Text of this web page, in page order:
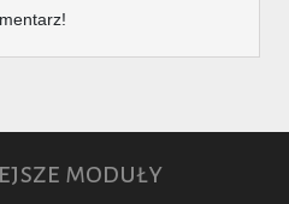
moduły